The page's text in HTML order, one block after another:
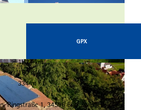
| Deine Re
gesund.
© Tourist-Info Bad Zwesten, Edersee | Deine Re
gion: wild, bunt, gesund.
GPX
11,24 km
160 m
334 m
Ringstraße 1, 34596 Bad Zwesten